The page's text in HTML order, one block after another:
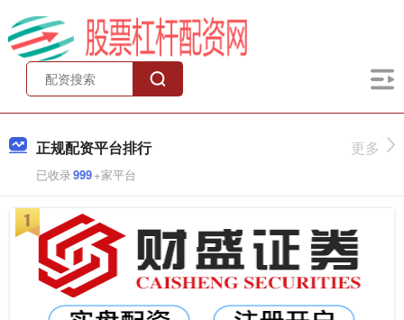
正规配资平台排行
已收录999+家平台
更多